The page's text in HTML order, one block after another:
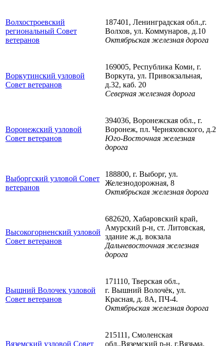
Волхостроевский
региональный Совет
ветеранов
187401, Ленинградская обл.,г.
Волхов, ул. Коммунаров, д.10
Октябрьская железная дорога
Воркутинский узловой
Совет ветеранов
169005, Республика Коми, г.
Воркута, ул. Привокзальная,
д.32, каб. 20
Северная железная дорога
Воронежский узловой
Совет ветеранов
394036, Воронежская обл., г.
Воронеж, пл. Черняховского, д.2
Юго-Восточная железная
дорога
Выборгский узловой Совет
ветеранов
188800, г. Выборг, ул.
Железнодорожная, 8
Октябрьская железная дорога
Высокогорненский узловой
Совет ветеранов
682620, Хабаровский край,
Амурский р-н, ст. Литовская,
здание ж.д. вокзала
Дальневосточная железная
дорога
Вышний Волочек узловой
Совет ветеранов
171110, Тверская обл.,
г. Вышний Волочёк, ул.
Красная, д. 8А, ПЧ-4.
Октябрьская железная дорога
Вяземский узловой Совет
215111, Смоленская
обл.,Вяземский р-н, г.Вязьма,